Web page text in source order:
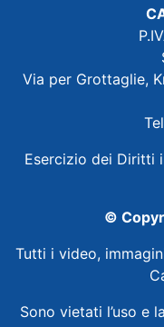
Via per Grottaglie,
Esercizio dei Diritti
©
Tutti i video,
Sono vietati l’uso e